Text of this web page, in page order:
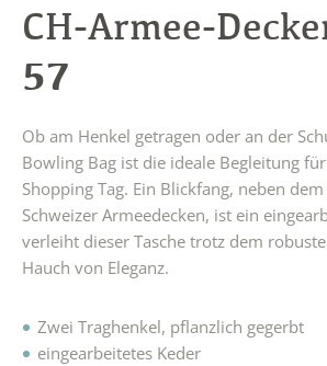
CH-Armee-
57
Ob am Henkel getragen oder an der
Bowling Bag ist die ideale Begleitung
Shopping Tag. Ein Blickfang, neben
Schweizer Armeedecken, ist ein
verleiht dieser Tasche trotz dem
Hauch von Eleganz.
Zwei Traghenkel, pflanzlich gegerbt
eingearbeitetes Keder